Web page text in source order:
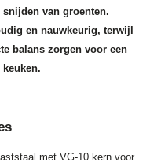
van groenten.
en nauwkeurig, terwijl
balans zorgen voor een
met VG-10 kern voor